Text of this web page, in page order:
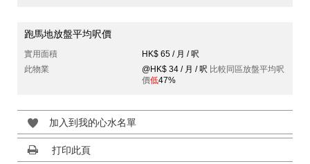
跑馬地放盤平均呎價
實用面積
HK$ 65 / 月 / 呎
此物業
@HK$ 34 / 月 / 呎 比較同區放盤平均呎
價低47%
加入到我的心水名單
打印此頁